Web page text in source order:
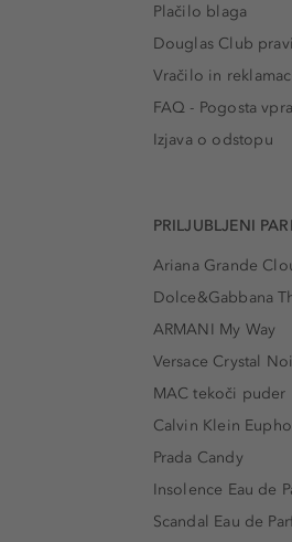
Plačilo blaga
Douglas Club
Vračilo in
FAQ - Pogosta
Izjava o odstopu
PRILJUBLJENI
Ariana Grande
Dolce&Gabbana
ARMANI My Way
Versace Crystal
MAC tekoči puder
Calvin Klein
Prada Candy
Insolence Eau de
Scandal Eau de